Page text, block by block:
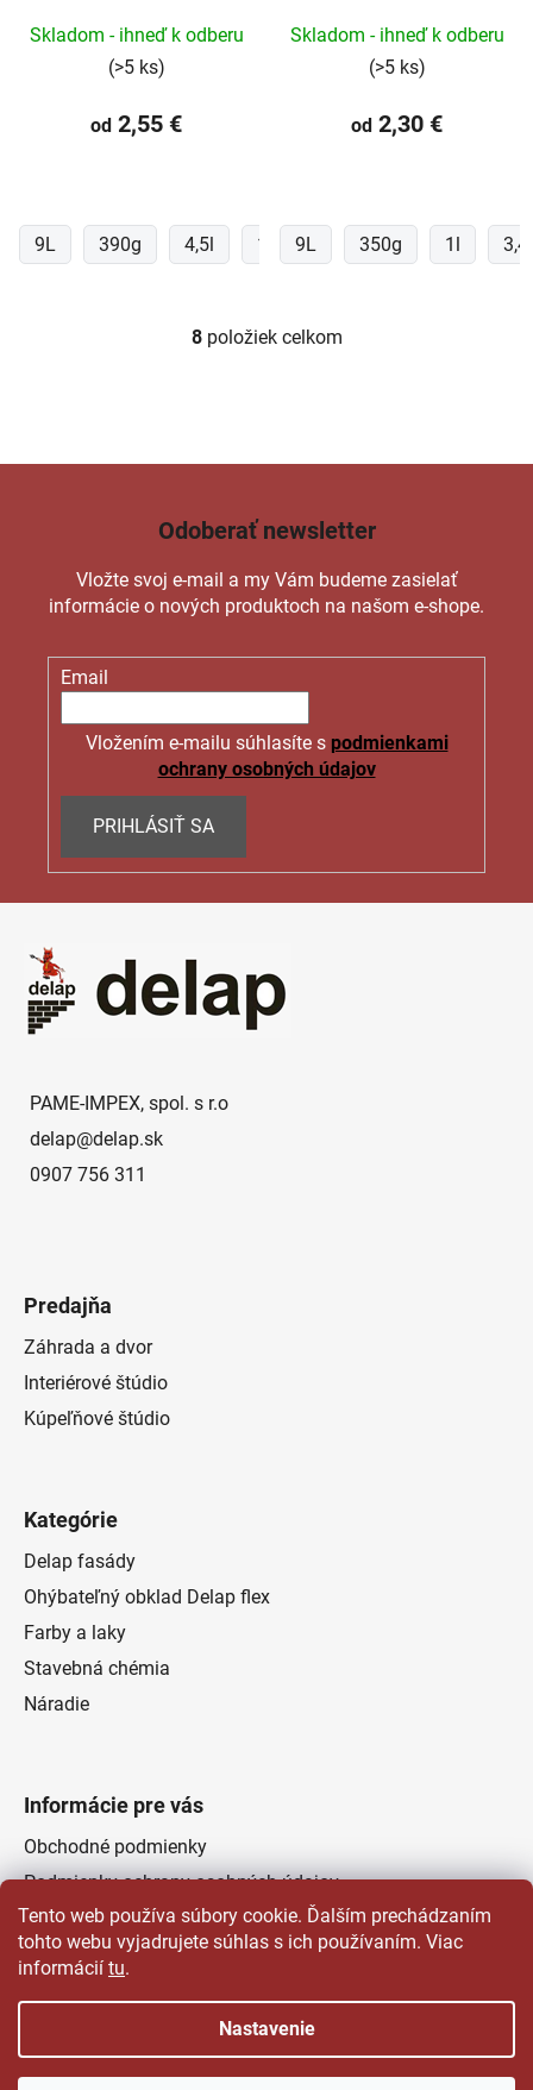
Tento web používa súbory cookie. Ďalším prechádzaním
tohto webu vyjadrujete súhlas s ich používaním. Viac
informácií tu.
Nastavenie
Skladom - ihneď k odberu
(>5 ks)
od 2,55 €
9L 390g 4,5l 1l
Skladom - ihneď k odberu
(>5 ks)
od 2,30 €
9L 350g 1l 3,4l
O
i
p
r
k
y
ý
p
8položiek celkom
Odoberať newsletter
Vložte svoj e-mail a my Vám budeme zasielať
informácie o nových produktoch na našom e-shope.
Email
Vložením e-mailu súhlasíte s podmienkami
ochrany osobných údajov
PRIHLÁSIŤ SA
PAME-IMPEX, spol. s r.o
delap@delap.sk
0907 756 311
Predajňa
Záhrada a dvor
Interiérové štúdio
Kúpeľňové štúdio
Kategórie
Delap fasády
Ohýbateľný obklad Delap flex
Farby a laky
Stavebná chémia
Náradie
Informácie pre vás
Obchodné podmienky
Podmienky ochrany osobných údajov
Odstúpenie od zmluvy
Kontakty
Vytvoril Shoptet a Adatelier